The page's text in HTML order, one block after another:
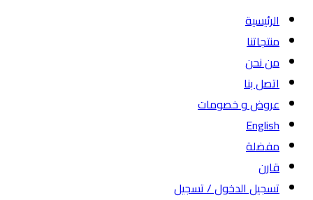
الرئيسية
منتجاتنا
من نحن
اتصل بنا
عروض و خصومات
English
مفضلة
قارن
تسجيل الدخول / تسجيل